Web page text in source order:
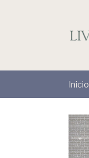
Inicio